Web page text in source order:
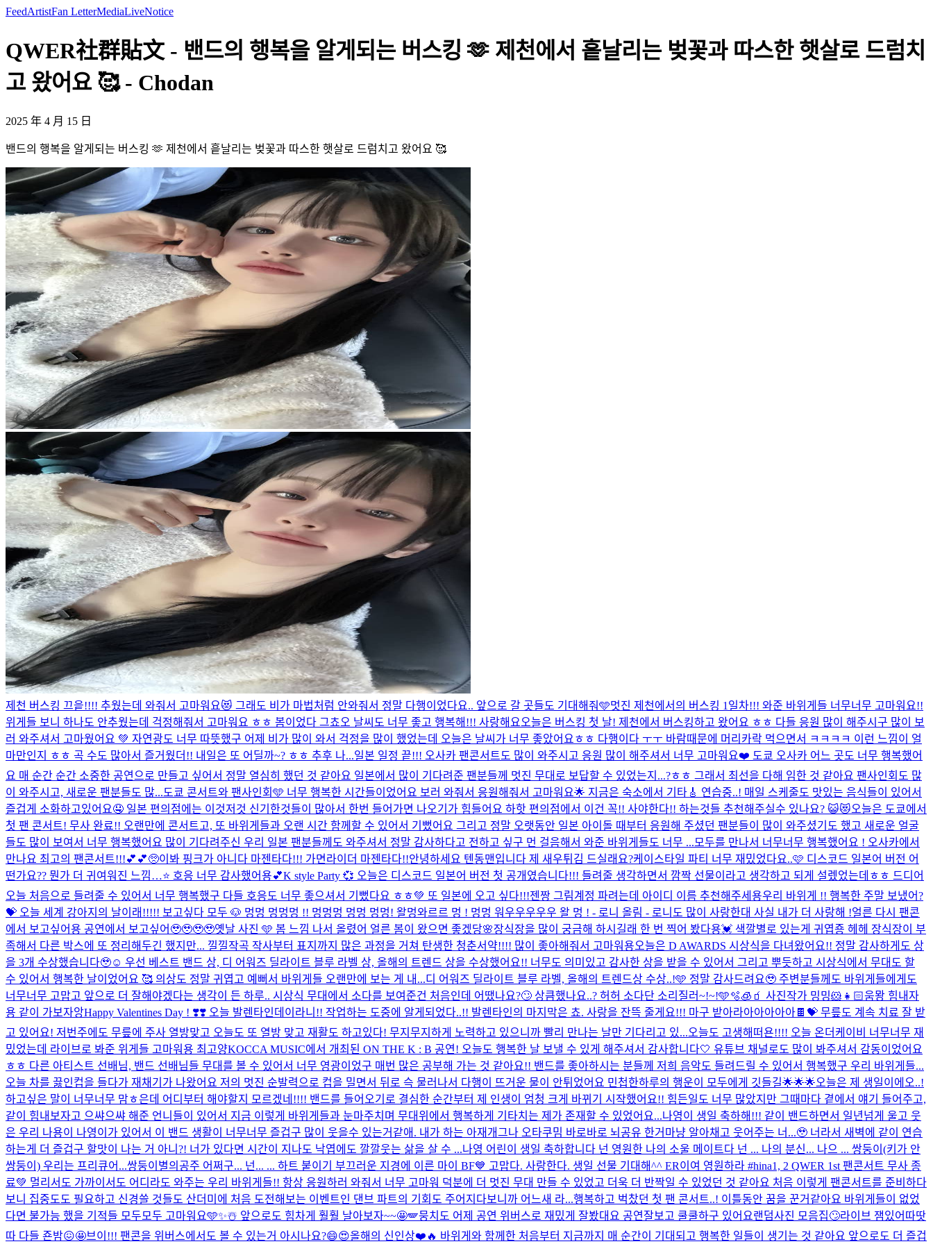
FeedArtistFan LetterMediaLiveNotice
QWER社群貼文 - 밴드의 행복을 알게되는 버스킹 🫶 제천에서 흩날리는 벚꽃과 따스한 햇살로 드럼치
고 왔어요 🥰 - Chodan
2025 年 4 月 15 日
밴드의 행복을 알게되는 버스킹 🫶 제천에서 흩날리는 벚꽃과 따스한 햇살로 드럼치고 왔어요 🥰
제천 버스킹 끄읕!!!! 추웠는데 와줘서 고마워요😻 그래도 비가 마법처럼 안와줘서 정말 다행이었다요.. 앞으로 갈 곳들도 기대해줘🩵멋진 제천에서의 버스킹 1일차!!! 와준 바위게들 너무너무 고마워요!!
위게들 보니 하나도 안추웠는데 걱정해줘서 고마워요 ㅎㅎ 봄이었다 그쵸오 날씨도 너무 좋고 행복해!!! 사랑해요 오늘은 버스킹 첫 날! 제천에서 버스킹하고 왔어요 ㅎㅎ 다들 응원 많이 해주시구 많이 보
러 와주셔서 고마웠어요 💚 자연광도 너무 따뜻했구 어제 비가 많이 와서 걱정을 많이 했었는데 오늘은 날씨가 너무 좋았어요ㅎㅎ 다행이다 ㅜㅜ 바람때문에 머리카락 먹으면서 ㅋㅋㅋㅋ 이런 느낌이 얼
마만인지 ㅎㅎ 곡 수도 많아서 즐거웠더!! 내일은 또 어딜까~? ㅎㅎ 추후 나...일본 일정 끝!!! 오사카 팬콘서트도 많이 와주시고 응원 많이 해주셔서 너무 고마워요❤️ 도쿄 오사카 어느 곳도 너무 행복했어
요 매 순간 순간 소중한 공연으로 만들고 싶어서 정말 열심히 했던 것 같아요 일본에서 많이 기다려준 팬분들께 멋진 무대로 보답할 수 있었는지...?ㅎㅎ 그래서 최선을 다해 임한 것 같아요 팬사인회도 많
이 와주시고, 새로운 팬분들도 많...도쿄 콘서트와 팬사인회🩵 너무 행복한 시간들이었어요 보러 와줘서 응원해줘서 고마워요🌟 지금은 숙소에서 기타🎸 연습중..! 매일 스케줄도 맛있는 음식들이 있어서
즐겁게 소화하고있어요🤤 일본 편의점에는 이것저것 신기한것들이 많아서 한번 들어가면 나오기가 힘들어요 하핫 편의점에서 이건 꼭!! 사야한다!! 하는것들 추천해주실수 있나요? 😺😻오늘은 도쿄에서
첫 팬 콘서트! 무사 완료!! 오랜만에 콘서트고, 또 바위게들과 오랜 시간 함께할 수 있어서 기뻤어요 그리고 정말 오랫동안 일본 아이돌 때부터 응원해 주셨던 팬분들이 많이 와주셨기도 했고 새로운 얼굴
들도 많이 보여서 너무 행복했어요 많이 기다려주신 우리 일본 팬분들께도 와주셔서 정말 감사하다고 전하고 싶구 먼 걸음해서 와준 바위게들도 너무 ...모두를 만나서 너무너무 행복했어요 ! 오사카에서
만나요 최고의 팬콘서트!!!💕💕🥺이봐 핑크가 아니다 마젠타다!!! 가면라이더 마젠타다!!안녕하세요 텐동맨입니다 제 새우튀김 드실래요?케이스타일 파티 너무 재밌었다요..🩷 디스코드 일본어 버전 어
떤가요?? 뭔가 더 귀여워진 느낌…⭐️ 호응 너무 감사했어용💕K style Party 💞 오늘은 디스코드 일본어 버전 첫 공개였습니다!!! 들려줄 생각하면서 깜짝 선물이라고 생각하고 되게 설렜었는데ㅎㅎ 드디어
오늘 처음으로 들려줄 수 있어서 너무 행복했구 다들 호응도 너무 좋으셔서 기뻤다요 ㅎㅎ💚 또 일본에 오고 싶다!!!젠짱 그림계정 파려는데 아이디 이름 추천해주세용우리 바위게 !! 행복한 주말 보냈어?
💝 오늘 세계 강아지의 날이래!!!!! 보고싶다 모두 🐶 멍멍 멍멍멍 !! 멍멍멍 멍멍 멍멍! 왈멍와르르 멍 ! 멍멍 워우우우우우 왈 멍 ! - 로니 올림 - 로니도 많이 사랑한대 사실 내가 더 사랑해 !얼른 다시 팬콘
에서 보고싶어용 공연에서 보고싶어🥹🥹🥹🥹옛날 사진 🩵 봄 느낌 나서 올렸어 얼른 봄이 왔으면 좋겠당🌸장식장을 많이 궁금해 하시길래 한 번 찍어 봤다용💓 색깔별로 있는게 귀엽죵 헤헤 장식장이 부
족해서 다른 박스에 또 정리해두긴 했지만... 낄낄작곡 작사부터 표지까지 많은 과정을 거쳐 탄생한 청춘서약!!!! 많이 좋아해줘서 고마워용오늘은 D AWARDS 시상식을 다녀왔어요!! 정말 감사하게도 상
을 3개 수상했습니다🥹☺️ 우선 베스트 밴드 상, 디 어워즈 딜라이트 블루 라벨 상, 올해의 트렌드 상을 수상했어요!! 너무도 의미있고 감사한 상을 받을 수 있어서 그리고 뿌듯하고 시상식에서 무대도 할
수 있어서 행복한 날이었어요 🥰 의상도 정말 귀엽고 예뻐서 바위게들 오랜만에 보는 게 내...디 어워즈 딜라이트 블루 라벨, 올해의 트렌드상 수상..!🩵 정말 감사드려요🥹 주변분들께도 바위게들에게도
너무너무 고맙고 앞으로 더 잘해야겠다는 생각이 든 하루.. 시상식 무대에서 소다를 보여준건 처음인데 어땠나요?🙄 상큼했나요..? 허허 소다단 소리질러~!~!🩵🫧🧊🧃 사진작가 밍밍🐹👧🏻움뫙 힘내자
용 같이 가보자앙Happy Valentines Day ! ❣️❣️ 오늘 발렌타인데이라니!! 작업하는 도중에 알게되었다..!! 발렌타인의 마지막은 쵸. 사랑을 잔뜩 줄게요!!! 마구 받아라아아아아아🍫💝 무릎도 계속 치료 잘 받
고 있어요! 저번주에도 무릎에 주사 열방맞고 오늘도 또 열방 맞고 재활도 하고있다! 무지무지하게 노력하고 있으니까 빨리 만나는 날만 기다리고 있...오늘도 고생해떠욘!!!! 오늘 온더케이비 너무너무 재
밌었는데 라이브로 봐준 위게들 고마워용 최고양KOCCA MUSIC에서 개최된 ON THE K : B 공연! 오늘도 행복한 날 보낼 수 있게 해주셔서 감사합니다🤍 유튜브 채널로도 많이 봐주셔서 감동이었어요
ㅎㅎ 다른 아티스트 선배님, 밴드 선배님들 무대를 볼 수 있어서 너무 영광이었구 매번 많은 공부해 가는 것 같아요!! 밴드를 좋아하시는 분들께 저희 음악도 들려드릴 수 있어서 행복했구 우리 바위게들...
오늘 차를 끓인컵을 들다가 재채기가 나왔어요 저의 멋진 순발력으로 컵을 밀면서 뒤로 슥 물러나서 다행이 뜨거운 물이 안튀었어요 민첩한하루의 행운이 모두에게 깃들길🌟🌟🌟오늘은 제 생일이에오..!
하고싶은 말이 너무너무 맘ㅎ은데 어디부터 해야할지 모르겠네!!!! 밴드를 들어오기로 결심한 순간부터 제 인생이 엄청 크게 바뀌기 시작했어요!! 힘든일도 너무 많았지만 그때마다 곁에서 얘기 들어주고,
같이 힘내보자고 으쌰으쌰 해준 언니들이 있어서 지금 이렇게 바위게들과 눈마주치며 무대위에서 행복하게 기타치는 제가 존재할 수 있었어요...나영이 생일 축하해!!! 같이 밴드하면서 일년넘게 울고 웃
은 우리 나용이 나영이가 있어서 이 밴드 생활이 너무너무 즐겁구 많이 웃을수 있는거같애. 내가 하는 아재개그나 오타쿠밈 바로바로 뇌공유 한거마냥 알아채고 웃어주는 너...🥹 너라서 새벽에 같이 연습
하는게 더 즐겁구 할맛이 나는 거 아니?! 너가 있다면 시간이 지나도 낙엽에도 깔깔웃는 삶을 살 수 ...나영 어린이 생일 축하합니다 넌 영원한 나의 소울 메이트다 넌 ... 나의 분신... 나으 ... 쌍둥이(키가 안
쌍둥이) 우리는 프리큐어...쌍둥이별의공주 어쩌구... 넌... ... 하트 붙이기 부끄러운 지경에 이른 마이 BF💙 고맙다. 사랑한다. 생일 선물 기대해^^ ER이여 영원하라 #hina1, 2 QWER 1st 팬콘서트 무사 종
료💚 멀리서도 가까이서도 어디라도 와주는 우리 바위게들!! 항상 응원하러 와줘서 너무 고마워 덕분에 더 멋진 무대 만들 수 있었고 더욱 더 반짝일 수 있었던 것 같아요 처음 이렇게 팬콘서트를 준비하다
보니 집중도도 필요하고 신경쓸 것들도 산더미에 처음 도전해보는 이벤트인 댄브 파트의 기회도 주어지다보니까 어느새 라...행복하고 벅찼던 첫 팬 콘서트..! 이틀동안 꿈을 꾼거같아요 바위게들이 없었
다면 불가능 했을 기적들 모두모두 고마워요🩵✨☃️ 앞으로도 힘차게 훨훨 날아보자~~🤩🪽뭉치도 어제 공연 위버스로 재밌게 잘봤대요 공연잘보고 쿨쿨하구 있어요랜덤사진 모음집🙄라이브 잼있어따땃
따 다들 죤밤😖🤩브이!!! 팬콘을 위버스에서도 볼 수 있는거 아시나요?😄😍올해의 신인상❤️🔥 바위게와 함께한 처음부터 지금까지 매 순간이 기대되고 행복한 일들이 생기는 것 같아요 앞으로도 더 즐겁